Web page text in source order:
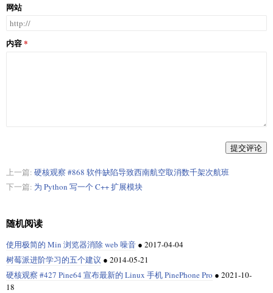
网站
内容
提交评论
上一篇: 硬核观察 #868 软件缺陷导致西南航空取消数千架次航班
下一篇: 为 Python 写一个 C++ 扩展模块
随机阅读
使用极简的 Min 浏览器消除 web 噪音 ● 2017-04-04
树莓派进阶学习的五个建议 ● 2014-05-21
硬核观察 #427 Pine64 宣布最新的 Linux 手机 PinePhone Pro ● 2021-10-
18